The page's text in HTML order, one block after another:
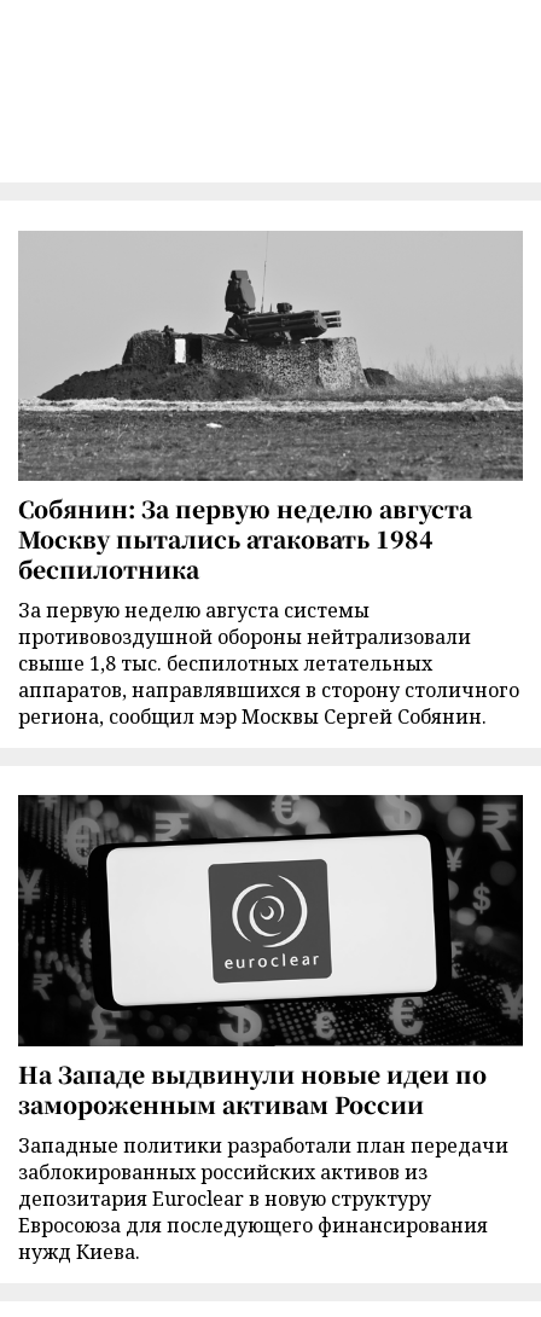
Собянин: За первую неделю августа
Москву пытались атаковать 1984
беспилотника
За первую неделю августа системы
противовоздушной обороны нейтрализовали
свыше 1,8 тыс. беспилотных летательных
аппаратов, направлявшихся в сторону столичного
региона, сообщил мэр Москвы Сергей Собянин.
На Западе выдвинули новые идеи по
замороженным активам России
Западные политики разработали план передачи
заблокированных российских активов из
депозитария Euroclear в новую структуру
Евросоюза для последующего финансирования
нужд Киева.